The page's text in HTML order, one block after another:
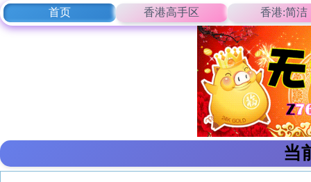
首页 香港高手区 香港:简洁
当